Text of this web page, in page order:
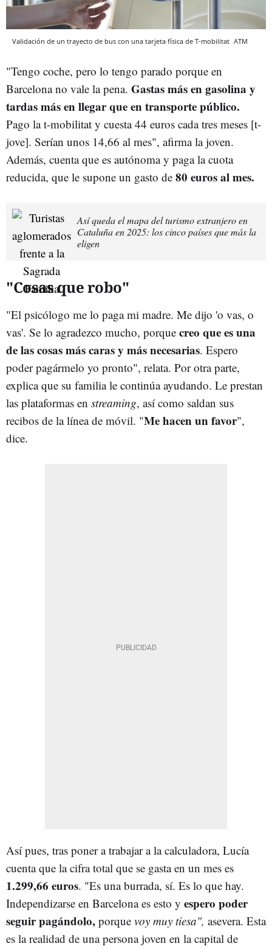
Validación de un trayecto de bus con una tarjeta física de T-mobilitat ATM
"Tengo coche, pero lo tengo parado porque en
Barcelona no vale la pena. Gastas más en gasolina y
tardas más en llegar que en transporte público.
Pago la t-mobilitat y cuesta 44 euros cada tres meses [t-
jove]. Serían unos 14,66 al mes", afirma la joven.
Además, cuenta que es autónoma y paga la cuota
reducida, que le supone un gasto de 80 euros al mes.
Así queda el mapa del turismo extranjero en
Cataluña en 2025: los cinco países que más la
eligen
"Cosas que robo"
"El psicólogo me lo paga mi madre. Me dijo 'o vas, o
vas'. Se lo agradezco mucho, porque creo que es una
de las cosas más caras y más necesarias. Espero
poder pagármelo yo pronto", relata. Por otra parte,
explica que su familia le continúa ayudando. Le prestan
las plataformas en streaming, así como saldan sus
recibos de la línea de móvil. "Me hacen un favor",
dice.
Así pues, tras poner a trabajar a la calculadora, Lucía
cuenta que la cifra total que se gasta en un mes es
1.299,66 euros. "Es una burrada, sí. Es lo que hay.
Independizarse en Barcelona es esto y espero poder
seguir pagándolo, porque voy muy tiesa", asevera. Esta
es la realidad de una persona joven en la capital de